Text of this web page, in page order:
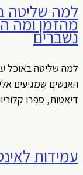
למה שליטה
מהזמן ומה
נשברים
למה שליטה באוכל
האנשים שמגיעים
דיאטות, ספרו
עמידות